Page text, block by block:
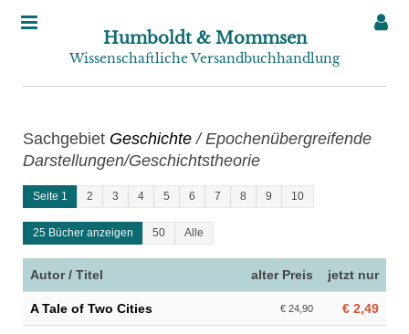
Humboldt & Mommsen
Wissenschaftliche Versandbuchhandlung
Sachgebiet Geschichte / Epochenübergreifende
Darstellungen/Geschichtstheorie
Seite 1 2 3 4 5 6 7 8 9 10
25 Bücher anzeigen 50 Alle
Autor / Titel alter Preis jetzt nur
A Tale of Two Cities € 24,90 € 2,49